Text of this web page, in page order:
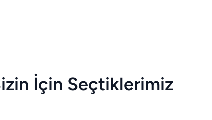
İçin Seçtiklerimiz